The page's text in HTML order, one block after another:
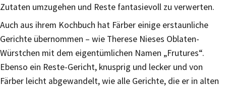
Zutaten umzugehen und Reste fantasievoll zu verwerten.
Auch aus ihrem Kochbuch hat Färber einige erstaunliche
Gerichte übernommen – wie Therese Nieses Oblaten-
Würstchen mit dem eigentümlichen Namen „Frutures“.
Ebenso ein Reste-Gericht, knusprig und lecker und von
Färber leicht abgewandelt, wie alle Gerichte, die er in alten